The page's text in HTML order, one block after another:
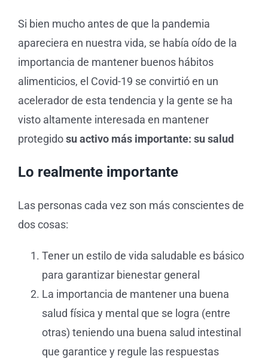
Blog
Si bien mucho antes de que la pandemia
apareciera en nuestra vida, se había oído de la
importancia de mantener buenos hábitos
alimenticios, el Covid-19 se convirtió en un
acelerador de esta tendencia y la gente se ha
visto altamente interesada en mantener
protegidosu activo más importante: su salud
Lo realmente importante
Las personas cada vez son más conscientes de
dos cosas:
Tener un estilo de vida saludable es básico
para garantizar bienestar general
La importancia de mantener una buena
salud física y mental que se logra (entre
otras) teniendo una buena salud intestinal
que garantice y regule las respuestas